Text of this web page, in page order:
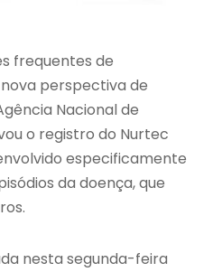
frequentes de
perspectiva de
Nacional de
o registro do Nurtec
especificamente
da doença, que
nesta segunda-feira